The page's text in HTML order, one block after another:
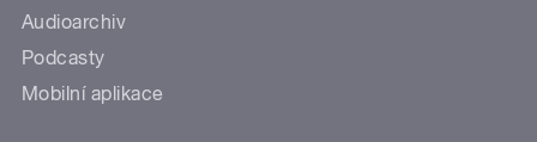
Audioarchiv
Podcasty
Mobilní aplikace